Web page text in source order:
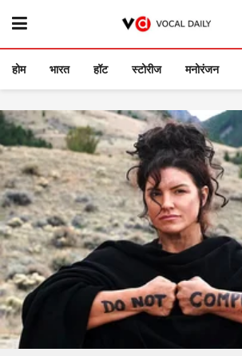
होम भारत हॉट स्टोरीज मनोरंजन